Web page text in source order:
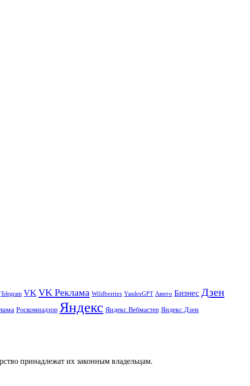
Telegram VK VK Реклама Wildberries YandexGPT Авито Бизнес Дзен
Роскомнадзор Яндекс Яндекс.Вебмастер Яндекс.Дзен
принадлежат их законным владельцам.